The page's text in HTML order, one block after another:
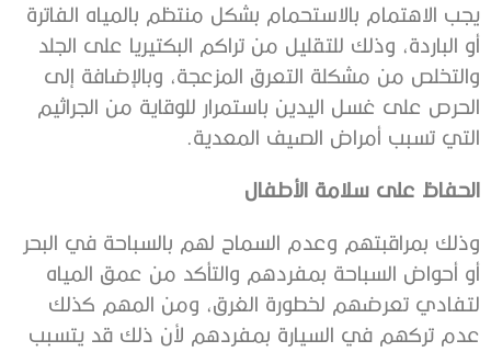
يجب الاهتمام بالاستحمام بشكل منتظم بالمياه الفاترة
أو الباردة، وذلك للتقليل من تراكم البكتيريا على الجلد
والتخلص من مشكلة التعرق المزعجة، وبالإضافة إلى
الحرص على غسل اليدين باستمرار للوقاية من الجراثيم
التي تسبب أمراض الصيف المعدية.
الحفاظ على سلامة الأطفال
وذلك بمراقبتهم وعدم السماح لهم بالسباحة في البحر
أو أحواض السباحة بمفردهم والتأكد من عمق المياه
لتفادي تعرضهم لخطورة الغرق، ومن المهم كذلك
عدم تركهم في السيارة بمفردهم لأن ذلك قد يتسبب